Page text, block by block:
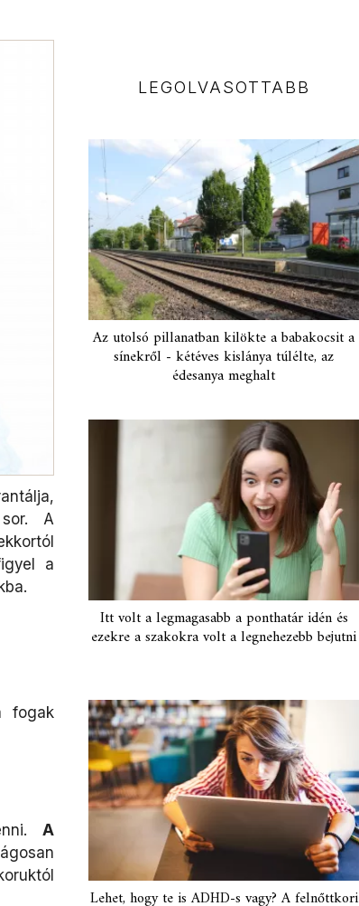
A
a
fogak
A
LEGOLVASOTTABB
Az utolsó pillanatban kilökte a babakocsit a
sínekről - kétéves kislánya túlélte, az
édesanya meghalt
Itt volt a legmagasabb a ponthatár idén és
ezekre a szakokra volt a legnehezebb bejutni
Lehet, hogy te is ADHD-s vagy? A felnőttkori